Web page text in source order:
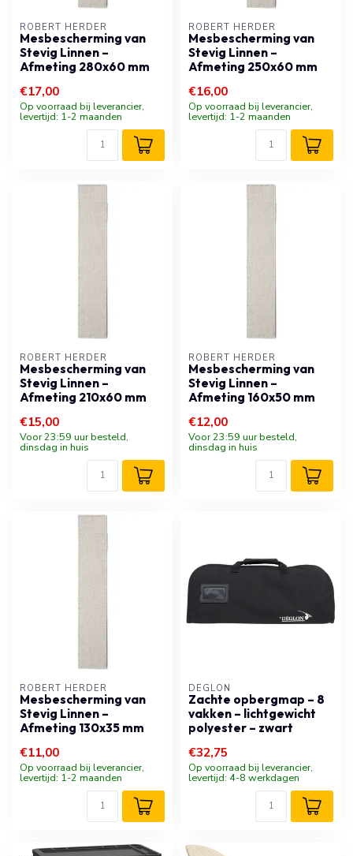
ROBERT HERDER
Mesbescherming van
Stevig Linnen –
Afmeting 280x60 mm
€17,00
Op voorraad bij leverancier,
levertijd: 1-2 maanden
ROBERT HERDER
Mesbescherming van
Stevig Linnen –
Afmeting 250x60 mm
€16,00
Op voorraad bij leverancier,
levertijd: 1-2 maanden
ROBERT HERDER
Mesbescherming van
Stevig Linnen –
Afmeting 210x60 mm
€15,00
Voor 23:59 uur besteld,
dinsdag in huis
ROBERT HERDER
Mesbescherming van
Stevig Linnen –
Afmeting 160x50 mm
€12,00
Voor 23:59 uur besteld,
dinsdag in huis
ROBERT HERDER
Mesbescherming van
Stevig Linnen –
Afmeting 130x35 mm
€11,00
Op voorraad bij leverancier,
levertijd: 1-2 maanden
DÉGLON
Zachte opbergmap – 8
vakken – lichtgewicht
polyester – zwart
€32,75
Op voorraad bij leverancier,
levertijd: 4-8 werkdagen